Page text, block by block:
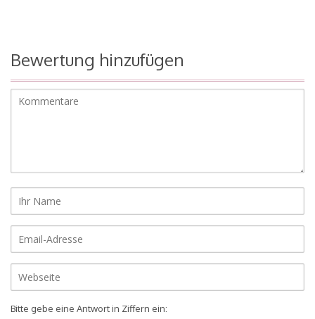
Bewertung hinzufügen
Bitte gebe eine Antwort in Ziffern ein: